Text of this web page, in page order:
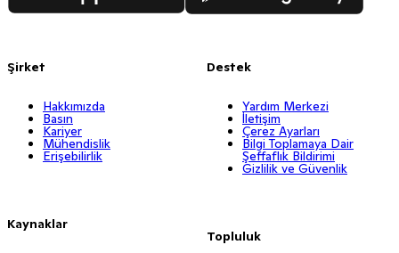
Şirket
Hakkımızda
Basın
Kariyer
Mühendislik
Erişebilirlik
Kaynaklar
Destek
Yardım Merkezi
İletişim
Çerez Ayarları
Bilgi Toplamaya Dair
Şeffaflık Bildirimi
Gizlilik ve Güvenlik
Topluluk